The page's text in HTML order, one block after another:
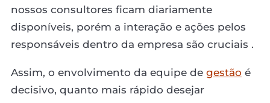
nossos consultores ficam diariamente
disponíveis, porém a interação e ações pelos
responsáveis dentro da empresa são cruciais .
Assim, o envolvimento da equipe de gestão é
decisivo, quanto mais rápido desejar